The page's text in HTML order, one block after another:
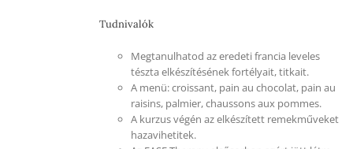
Tudnivalók
Megtanulhatod az eredeti francia leveles
tészta elkészítésének fortélyait, titkait.
A menü: croissant, pain au chocolat, pain au
raisins, palmier, chaussons aux pommes.
A kurzus végén az elkészített remekműveket
hazavihetitek.